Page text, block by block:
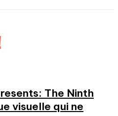
The Ninth
visuelle qui ne